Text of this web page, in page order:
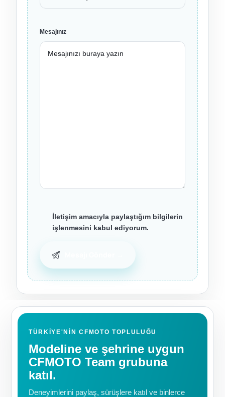
Mesajınız
İletişim amacıyla paylaştığım bilgilerin
işlenmesini kabul ediyorum.
TÜRKIYE'NIN CFMOTO TOPLULUĞU
Modeline ve şehrine uygun
CFMOTO Team grubuna
katıl.
Deneyimlerini paylaş, sürüşlere katıl ve binlerce